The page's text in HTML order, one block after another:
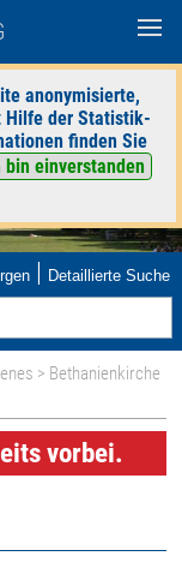
anonymisierte,
Hilfe der Statistik-
finden Sie
bin einverstanden
| Detaillierte Suche
> Bethanienkirche
vorbei.